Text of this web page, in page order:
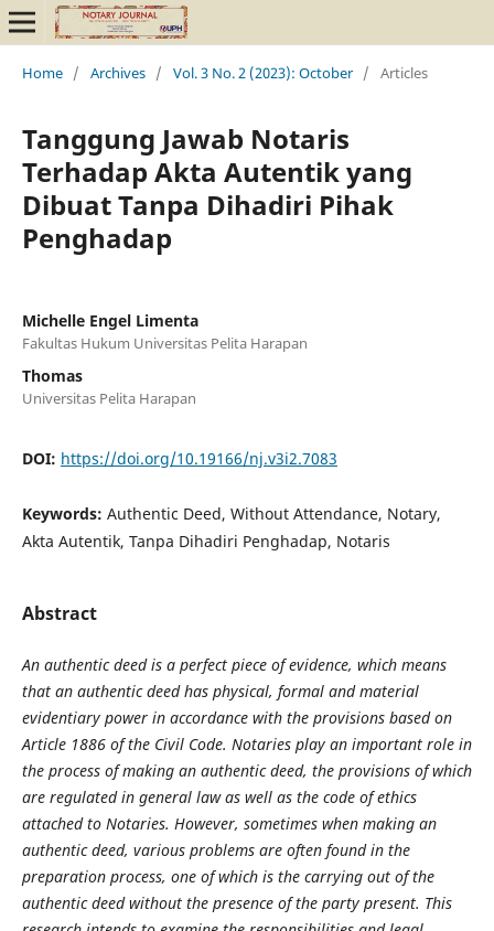
Home / Archives / Vol. 3 No. 2 (2023): October / Articles
Tanggung Jawab Notaris
Terhadap Akta Autentik yang
Dibuat Tanpa Dihadiri Pihak
Penghadap
Michelle Engel Limenta
Fakultas Hukum Universitas Pelita Harapan
Thomas
Universitas Pelita Harapan
DOI: https://doi.org/10.19166/nj.v3i2.7083
Keywords: Authentic Deed, Without Attendance, Notary,
Akta Autentik, Tanpa Dihadiri Penghadap, Notaris
Abstract
An authentic deed is a perfect piece of evidence, which means
that an authentic deed has physical, formal and material
evidentiary power in accordance with the provisions based on
Article 1886 of the Civil Code. Notaries play an important role in
the process of making an authentic deed, the provisions of which
are regulated in general law as well as the code of ethics
attached to Notaries. However, sometimes when making an
authentic deed, various problems are often found in the
preparation process, one of which is the carrying out of the
authentic deed without the presence of the party present. This